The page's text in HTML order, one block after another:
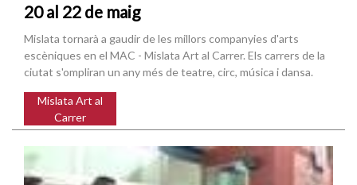
20 al 22 de maig
Mislata tornarà a gaudir de les millors companyies d'arts
escèniques en el MAC - Mislata Art al Carrer. Els carrers de la
ciutat s'ompliran un any més de teatre, circ, música i dansa.
Mislata Art al
Carrer